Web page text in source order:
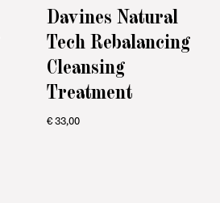
Davines Natural
Tech Rebalancing
Cleansing
Treatment
€33,00